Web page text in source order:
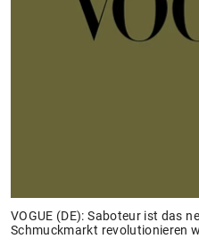
VOGUE (DE): Saboteur ist das
Schmuckmarkt revolutionieren